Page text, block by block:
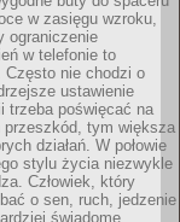
w zasięgu wzroku,
ograniczenie
w telefonie to
Często nie chodzi o
ustawienie
trzeba poświęcać na
przeszkód, tym większa
działań. W połowie
stylu życia niezwykle
Człowiek, który
o sen, ruch, jedzenie
świadome